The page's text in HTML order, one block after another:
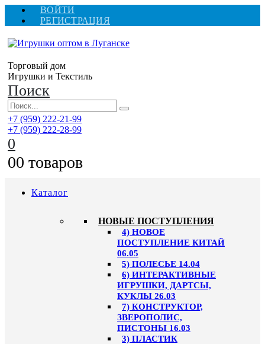
ВОЙТИ
РЕГИСТРАЦИЯ
Торговый дом
Игрушки и Текстиль
Поиск
+7 (959) 222-21-99
+7 (959) 222-28-99
0
00 товаров
Каталог
НОВЫЕ ПОСТУПЛЕНИЯ
4) НОВОЕ
ПОСТУПЛЕНИЕ КИТАЙ
06.05
5) ПОЛЕСЬЕ 14.04
6) ИНТЕРАКТИВНЫЕ
ИГРУШКИ, ДАРТСЫ,
КУКЛЫ 26.03
7) КОНСТРУКТОР,
ЗВЕРОПОЛИС,
ПИСТОНЫ 16.03
3) ПЛАСТИК